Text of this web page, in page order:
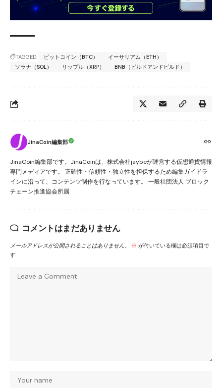
TAGGED: ビットコイン（BTC）
イーサリアム（ETH）
ソラナ（SOL）
リップル（XRP） BNB（ビルドアンドビルド）
JinaCoin編集部
JinaCoin編集部です。JinaCoinは、株式会社jaybeが運営する仮想通貨情報
専門メディアです。 正確性・信頼性・独立性を担保するため編集ガイドラ
インに沿って、コンテンツ制作を行なっています。 一般社団法人 ブロック
チェーン推進協会所属
コメントはまだありません
メールアドレスが公開されることはありません。 ※ が付いている欄は必須項目で
す